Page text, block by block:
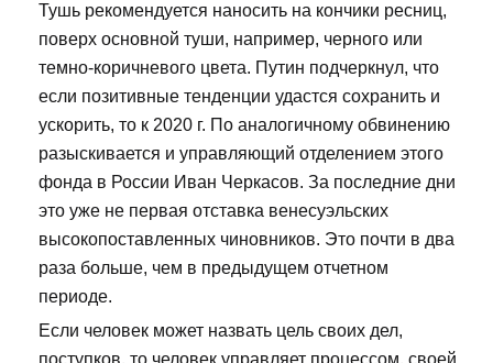
Тушь рекомендуется наносить на кончики ресниц,
поверх основной туши, например, черного или
темно-коричневого цвета. Путин подчеркнул, что
если позитивные тенденции удастся сохранить и
ускорить, то к 2020 г. По аналогичному обвинению
разыскивается и управляющий отделением этого
фонда в России Иван Черкасов. За последние дни
это уже не первая отставка венесуэльских
высокопоставленных чиновников. Это почти в два
раза больше, чем в предыдущем отчетном
периоде.
Если человек может назвать цель своих дел,
поступков, то человек управляет процессом, своей